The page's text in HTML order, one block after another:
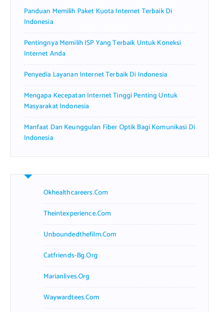
:Panduan Memilih Paket Kuota Internet Terbaik Di
Indonesia
Pentingnya Memilih ISP Yang Terbaik Untuk Koneksi
Internet Anda
Penyedia Layanan Internet Terbaik Di Indonesia
Mengapa Kecepatan Internet Tinggi Penting Untuk
Masyarakat Indonesia
Manfaat Dan Keunggulan Fiber Optik Bagi Komunikasi Di
Indonesia
Okhealthcareers.com
Theintexperience.com
Unboundedthefilm.com
Catfriends-Bg.org
Marianlives.org
Waywardtees.com